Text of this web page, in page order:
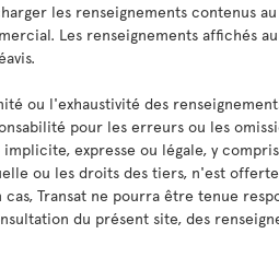
les renseignements contenus
Les renseignements affichés
ou l'exhaustivité des
pour les erreurs ou les
expresse ou légale, y
ou les droits des tiers, n'est
Transat ne pourra être tenue
du présent site, des